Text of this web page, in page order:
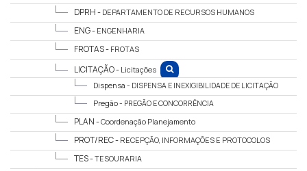
DPRH - DEPARTAMENTO DE RECURSOS HUMANOS
ENG - ENGENHARIA
FROTAS - FROTAS
LICITAÇÃO - Licitações
Dispensa - DISPENSA E INEXIGIBILIDADE DE LICITAÇÃO
Pregão - PREGÃO E CONCORRÊNCIA
PLAN -Coordenação Planejamento
PROT/REC - RECEPÇÃO, INFORMAÇÕES E PROTOCOLOS
TES -TESOURARIA